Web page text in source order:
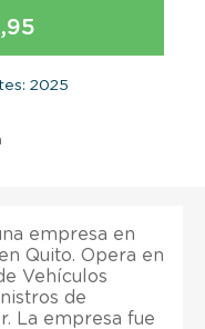
2025
empresa en
Quito. Opera en
Vehículos
de
La empresa fue